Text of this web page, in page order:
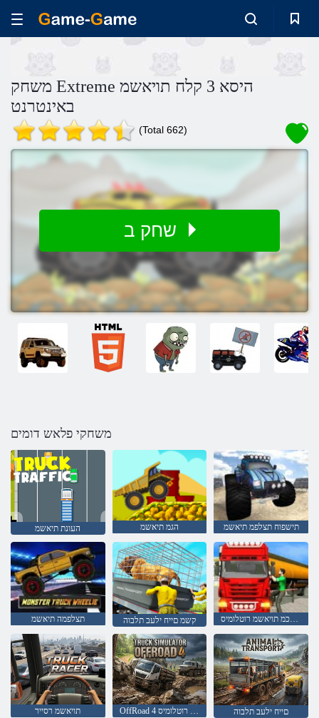
משחק Extreme היסא 3 קלח תויאשמ
באינטרנט
(Total 662)
משחקי פלאש דומים
העונת תיאשמ הגמ תיאשמ תישפוח תצלפמ תיאשמ
תצלפמה תיאשמ קשמ םייח ילעב תלבוה טפנ תילכמ תויאשמ רוטלומיס
תויאשמ רסייר OffRoad 4 תויאשמ רוטלומיס םייח ילעב תלבוה